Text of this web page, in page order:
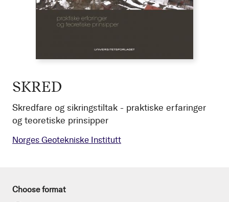
SKRED
Skredfare og sikringstiltak - praktiske erfaringer
og teoretiske prinsipper
Norges Geotekniske Institutt
Choose format